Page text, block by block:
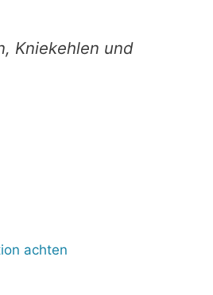
Kniekehlen und
achten